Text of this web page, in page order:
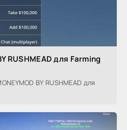
RUSHMEAD для Farming
BY RUSHMEAD для